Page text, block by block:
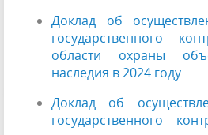
Доклад об
государственного
области охраны
наследия в 2024 году
Доклад об
государственного